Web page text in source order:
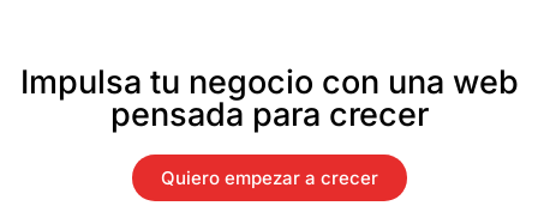
Impulsa tu negocio con una web
pensada para crecer
Quiero empezar a crecer